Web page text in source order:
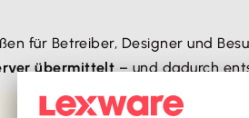
für Betreiber, Designer und
übermittelt– und dadurch